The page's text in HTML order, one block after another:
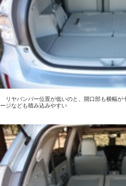
リヤバンパー位置が低いのと、開口部も横幅が
ージなども積み込みやすい